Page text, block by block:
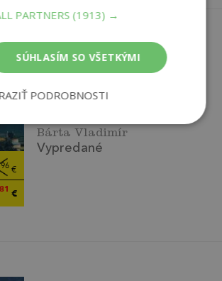
€
€
Slovensko v treťom
Bárta Vladimír
Vypredané
PARTNERS (1913) →
SÚHLASÍM SO VŠETKÝMI
PODROBNOSTI